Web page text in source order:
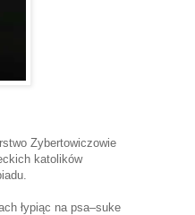
Zybertowiczowie
katolików
łypiąc na psa–suke